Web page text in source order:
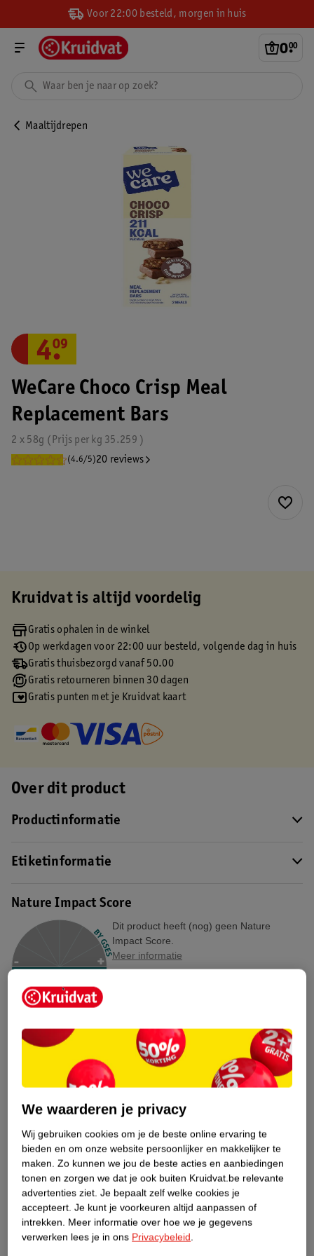
Voor 22:00 besteld, morgen in huis
0.
00
Maaltijdrepen
WeCare Choco Crisp Meal
Replacement Bars
2 x 58g 35.259
Prijs per kg
(4.6/5)20 reviews
4.
09
Kruidvat is altijd voordelig
Gratis ophalen in de winkel
Op werkdagen voor 22:00 uur besteld, volgende dag in huis
Gratis thuisbezorgd vanaf 50.00
Gratis retourneren binnen 30 dagen
Gratis punten met je Kruidvat kaart
Over dit product
Productinformatie
Etiketinformatie
Nature Impact Score
Dit product heeft (nog) geen Nature
Impact Score.
Meer informatie
Bestel & Bezorginformatie
Aanvullende informatie
Bekijk ook
MeerWeCare Alle Maaltijdvervangers
Hoe controleren wij de reviews?
ANDEREN KOCHTEN OOK
We waarderen je privacy
Wij gebruiken cookies om je de beste online ervaring te
bieden en om onze website persoonlijker en makkelijker te
maken. Zo kunnen we jou de beste acties en aanbiedingen
tonen en zorgen we dat je ook buiten Kruidvat.be relevante
advertenties ziet. Je bepaalt zelf welke cookies je
accepteert. Je kunt je voorkeuren altijd aanpassen of
intrekken. Meer informatie over hoe we je gegevens
verwerken lees je in ons Privacybeleid.